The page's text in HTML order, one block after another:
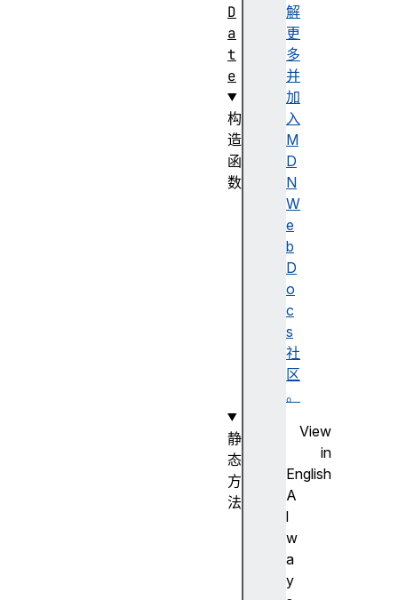
解
更
多
并
加
入
M
D
N
W
e
b
D
o
c
s
社
区
。
View
in
English
A
l
w
a
y
D
a
t
e
构
造
函
数
静
态
方
法